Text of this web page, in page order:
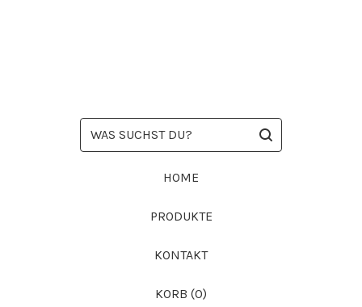
WAS
SUCHST
HOME
PRODUKTE
KONTAKT
KORB (0)